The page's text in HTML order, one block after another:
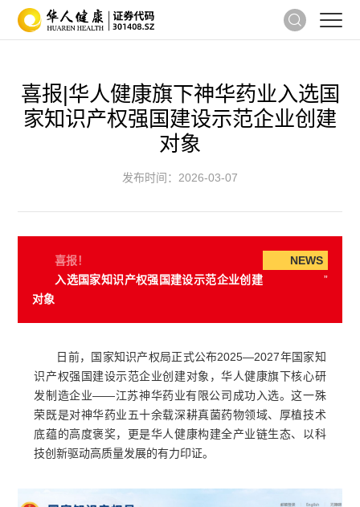
喜报|华人健康旗下神华药业入选国
家知识产权强国建设示范企业创建
对象
发布时间：2026-03-07
喜报！
入选国家知识产权强国建设示范企业创建
对象
NEWS
”
日前，国家知识产权局正式公布2025—2027年国家知
识产权强国建设示范企业创建对象，华人健康旗下核心研
发制造企业——江苏神华药业有限公司成功入选。这一殊
荣既是对神华药业五十余载深耕真菌药物领域、厚植技术
底蕴的高度褒奖，更是华人健康构建全产业链生态、以科
技创新驱动高质量发展的有力印证。